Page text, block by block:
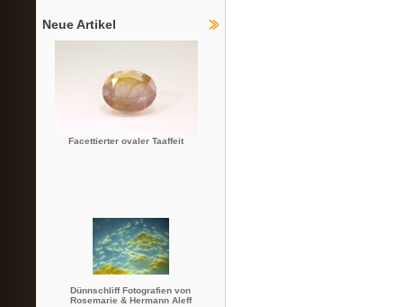
Neue Artikel
Facettierter ovaler Taaffeit
Dünnschliff Fotografien von
Rosemarie & Hermann Aleff